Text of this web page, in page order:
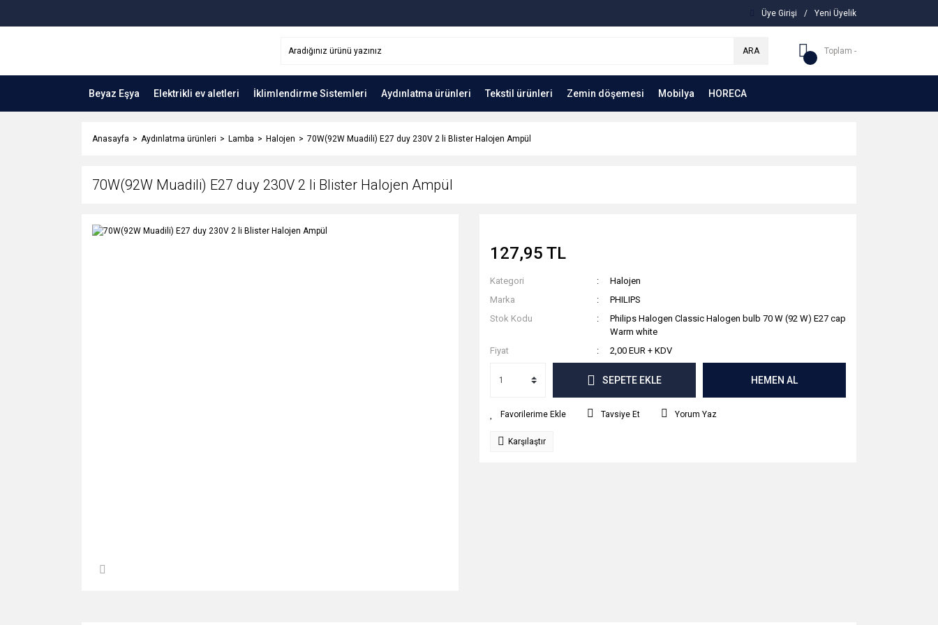
Üye Girişi / Yeni Üyelik
ARA Toplam -
Beyaz Eşya Elektrikli ev aletleri İklimlendirme Sistemleri Aydınlatma ürünleri Tekstil ürünleri Zemin döşemesi Mobilya HORECA
Anasayfa Aydınlatma ürünleri Lamba Halojen 70W(92W Muadili) E27 duy 230V 2 li Blister Halojen Ampül
70W(92W Muadili) E27 duy 230V 2 li Blister Halojen Ampül
127,95 TL
Kategori
Halojen
Marka
PHILIPS
Stok Kodu
Philips Halogen Classic Halogen bulb 70 W (92 W) E27 cap
Warm white
Fiyat
2,00 EUR + KDV
SEPETE EKLE HEMEN AL
Tavsiye Et Yorum Yaz
Karşılaştır